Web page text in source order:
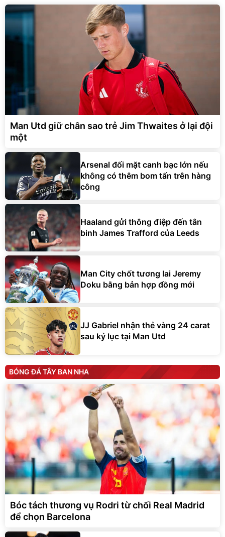
Man Utd giữ chân sao trẻ Jim Thwaites ở lại đội
một
Arsenal đối mặt canh bạc lớn nếu
không có thêm bom tấn trên hàng
công
Haaland gửi thông điệp đến tân
binh James Trafford của Leeds
Man City chốt tương lai Jeremy
Doku bằng bản hợp đồng mới
JJ Gabriel nhận thẻ vàng 24 carat
sau kỷ lục tại Man Utd
BÓNG ĐÁ TÂY BAN NHA
Bóc tách thương vụ Rodri từ chối Real Madrid
để chọn Barcelona